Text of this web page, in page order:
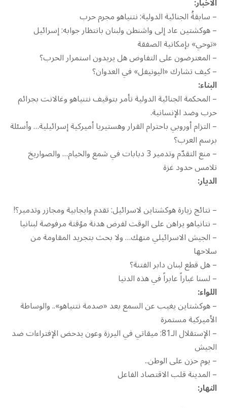
– سابقةُ الجنائية الدولية: نتنياهو مجرم حرب
– هوكشتين عاد إلى واشنطن ولبنان بانتظار جوابه: إسرائيل
«توحي» بإمكانية الصفقة
– المعترضون على التفاوض هل يريدون استمرار الحرب؟
– كيف تشارك «اليونيفل» في العدوان؟
البناء:
– المحكمة الجنائية الدولية تأمر بتوقيف نتنياهو وغالانت بجرائم
حرب وضد الإنسانية.
– التزام أوروبي باحترام القرار وهستيريا أميركية إسرائيلية… وأسئلة
برسم العرب؟
– منع التقدّم وتدمير 3 دبابات في شمع والخيام… والصواريخ
تلامس حدود غزة
الديار:
– نتائج زيارة هوكشتاين لاسرائيل: تقدم وايجابية ومجازر وتدمير؟!
– نتانياهو يراهن على الوقت لفرض هدنة مؤقتة مرفوضة لبنانيا
– الجيش الاسرائيلي منهك… ولا بحث بتجريد المقاومة من
سلاحها
– هل قطع لبنان دابر الفتنة؟
– لسنا غباراً عابراً في هذه الدنيا
اللواء:
– هوكشتاين يغيب عن السمع بعد «صدمة نتنياهو».. والوساطة
الأميركية مستمرة
– الإستقلال الـ81: ميقاتي في اليرزة وعون يدحض الإفتراءات ضد
الجيش
– يوم حزن على الوطن..
– المدينة قلب الاقتصاد الفاعل
النهار: